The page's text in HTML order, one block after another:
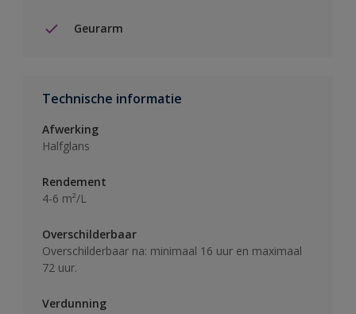
Geurarm
Technische informatie
Afwerking
Halfglans
Rendement
4-6 m²/L
Overschilderbaar
Overschilderbaar na: minimaal 16 uur en maximaal
72 uur.
Verdunning